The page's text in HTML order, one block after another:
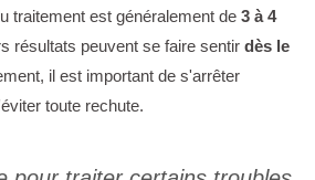
traitement est généralement de 3 à 4
résultats peuvent se faire sentir dès le
il est important de s'arrêter
toute rechute.